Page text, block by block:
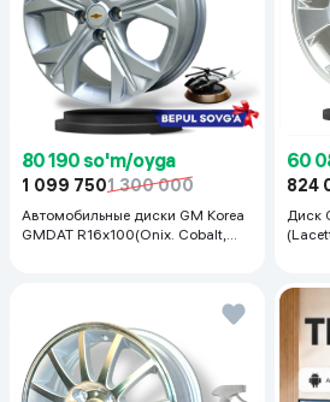
80 190 so'm/oyga
1 099 7501 300 000
Автомобильные диски GM Korea
GMDAT R16x100(Onix. Cobalt,
60
824
Диск GM New